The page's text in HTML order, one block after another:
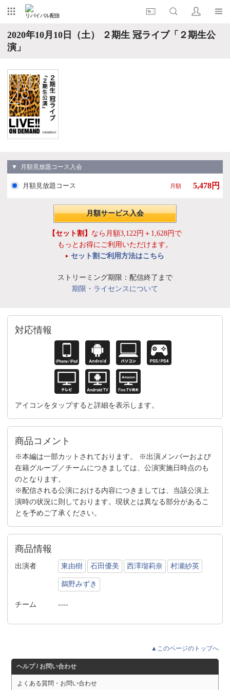
リバイバル配信
2020年10月10日（土） ２期生 冠ライブ「２期生公
演」
▼ 月額見放題コース入会
月額見放題コース 月額 5,478円
月額サービス入会
【セット割】 なら月額3,122円＋1,628円で
もっとお得にご利用いただけます。
セット割ご利用方法はこちら
ストリーミング期限：配信終了まで
期限・ライセンスについて
対応情報
アイコンをタップすると詳細を表示します。
商品コメント
※本編は一部カットされております。 ※出演メンバーおよび
在籍グループ／チームにつきましては、公演実施日時点のも
のとなります。
※配信される公演における内容につきましては、当該公演上
演時の状況に則しております。現状とは異なる部分があるこ
とを予めご了承ください。
商品情報
出演者 東由樹 石田優美 西澤瑠莉奈 村瀬紗英
鵜野みずき
チーム ----
▲このページのトップへ
ヘルプ / お問い合わせ
よくある質問・お問い合わせ